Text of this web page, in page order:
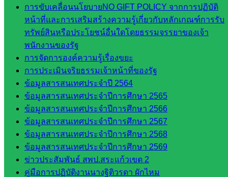
การขับเคลื่อนนโยบายNO GIFT POLICY จากการปฏิบัติ
หน้าที่และการเสริมสร้างความรู้เกี่ยวกับหลักเกณฑ์การรับ
ทรัพย์สินหรือประโยชน์อื่นใดโดยธรรมจรรยาของเจ้า
พนักงานของรัฐ
การจัดการองค์ความรู้เรื่องขยะ
การประเมินจริยธรรมเจ้าหน้าที่ของรัฐ
ข้อมูลสารสนเทศประจำปี 2564
ข้อมูลสารสนเทศประจำปีการศึกษา 2565
ข้อมูลสารสนเทศประจำปีการศึกษา 2566
ข้อมูลสารสนเทศประจำปีการศึกษา 2567
ข้อมูลสารสนเทศประจำปีการศึกษา 2568
ข้อมูลสารสนเทศประจำปีการศึกษา 2569
ข่าวประสัมพันธ์ สพป.สระแก้วเขต 2
คู่มือการปฏิบัติงานนางฐิติวรดา ผักไหม
โยบาย
และแผน
กลุ่มส่ง
เสริมการ
จัดการ
ศึกษา
กลุ่ม
บริหาร
งาน
บุคคล
กลุ่ม
พัฒนาครู
และบุ
คลากรฯ